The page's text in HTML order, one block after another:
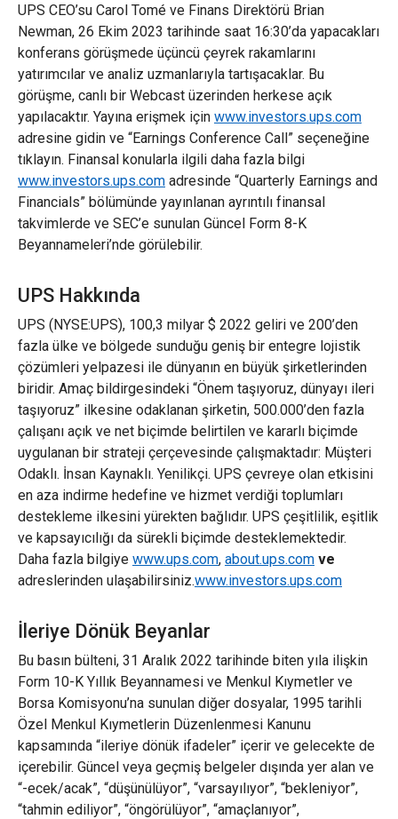
UPS CEO’su Carol Tomé ve Finans Direktörü Brian
Newman, 26 Ekim 2023 tarihinde saat 16:30’da yapacakları
konferans görüşmede üçüncü çeyrek rakamlarını
yatırımcılar ve analiz uzmanlarıyla tartışacaklar. Bu
görüşme, canlı bir Webcast üzerinden herkese açık
yapılacaktır. Yayına erişmek için www.investors.ups.com
adresine gidin ve “Earnings Conference Call” seçeneğine
tıklayın. Finansal konularla ilgili daha fazla bilgi
www.investors.ups.com adresinde “Quarterly Earnings and
Financials” bölümünde yayınlanan ayrıntılı finansal
takvimlerde ve SEC’e sunulan Güncel Form 8-K
Beyannameleri’nde görülebilir.
UPS Hakkında
UPS (NYSE:UPS), 100,3 milyar $ 2022 geliri ve 200’den
fazla ülke ve bölgede sunduğu geniş bir entegre lojistik
çözümleri yelpazesi ile dünyanın en büyük şirketlerinden
biridir. Amaç bildirgesindeki “Önem taşıyoruz, dünyayı ileri
taşıyoruz” ilkesine odaklanan şirketin, 500.000’den fazla
çalışanı açık ve net biçimde belirtilen ve kararlı biçimde
uygulanan bir strateji çerçevesinde çalışmaktadır: Müşteri
Odaklı. İnsan Kaynaklı. Yenilikçi. UPS çevreye olan etkisini
en aza indirme hedefine ve hizmet verdiği toplumları
destekleme ilkesini yürekten bağlıdır. UPS çeşitlilik, eşitlik
ve kapsayıcılığı da sürekli biçimde desteklemektedir.
Daha fazla bilgiye www.ups.com, about.ups.com ve
adreslerinden ulaşabilirsiniz.www.investors.ups.com
İleriye Dönük Beyanlar
Bu basın bülteni, 31 Aralık 2022 tarihinde biten yıla ilişkin
Form 10-K Yıllık Beyannamesi ve Menkul Kıymetler ve
Borsa Komisyonu’na sunulan diğer dosyalar, 1995 tarihli
Özel Menkul Kıymetlerin Düzenlenmesi Kanunu
kapsamında “ileriye dönük ifadeler” içerir ve gelecekte de
içerebilir. Güncel veya geçmiş belgeler dışında yer alan ve
“-ecek/acak”, “düşünülüyor”, “varsayılıyor”, “bekleniyor”,
“tahmin ediliyor”, “öngörülüyor”, “amaçlanıyor”,